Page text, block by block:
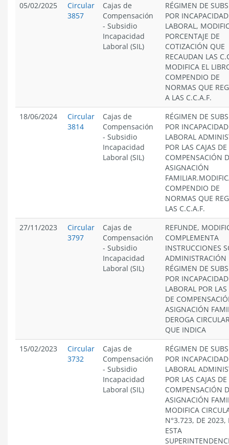
05/02/2025
Circular
3857
Cajas de
Compensación
- Subsidio
Incapacidad
Laboral (SIL)
RÉGIMEN DE
POR INCAPACIDAD
LABORAL,
PORCENTAJE DE
COTIZACIÓN QUE
RECAUDAN LAS
MODIFICA EL
COMPENDIO DE
NORMAS QUE
A LAS C.C.A.F.
18/06/2024
Circular
3814
Cajas de
Compensación
- Subsidio
Incapacidad
Laboral (SIL)
RÉGIMEN DE
POR INCAPACIDAD
LABORAL
POR LAS CAJAS DE
COMPENSACIÓN
ASIGNACIÓN
COMPENDIO DE
NORMAS QUE
LAS C.C.A.F.
27/11/2023
Circular
3797
Cajas de
Compensación
- Subsidio
Incapacidad
Laboral (SIL)
REFUNDE,
COMPLEMENTA
INSTRUCCIONES
ADMINISTRACIÓN
RÉGIMEN DE
POR INCAPACIDAD
LABORAL POR LAS
DE
ASIGNACIÓN
DEROGA
QUE INDICA
15/02/2023
Circular
3732
Cajas de
Compensación
- Subsidio
Incapacidad
Laboral (SIL)
RÉGIMEN DE
POR INCAPACIDAD
LABORAL
POR LAS CAJAS DE
COMPENSACIÓN
ASIGNACIÓN
MODIFICA
N°3.723, DE 2023,
ESTA